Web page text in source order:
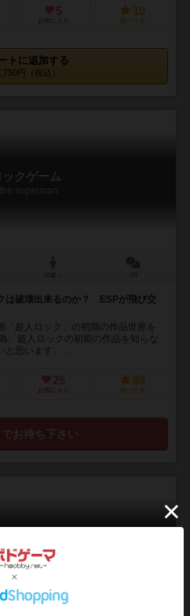
5
お気に入り
10
持ってる
トに追加する
円（税込）
クゲーム
superman
は破壊出来るのか？ ESPが飛び交
「超人ロック」の初期の作品世界を
、超人ロックの初期の作品を知らな
と思います。 ...
25
お気に入り
89
持ってる
お待ち下さい
Raigou